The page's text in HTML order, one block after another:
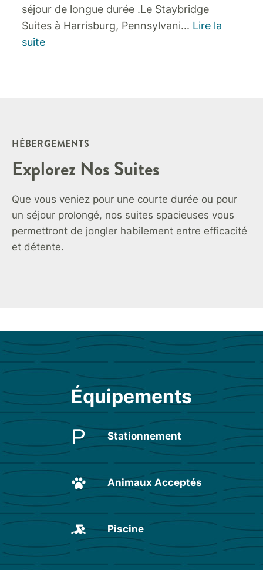
séjour de longue durée .Le Staybridge
Suites à Harrisburg, Pennsylvani... Lire la
suite
HÉBERGEMENTS
Explorez Nos Suites
Que vous veniez pour une courte durée ou pour
un séjour prolongé, nos suites spacieuses vous
permettront de jongler habilement entre efficacité
et détente.
Équipements
Stationnement
Animaux Acceptés
Piscine